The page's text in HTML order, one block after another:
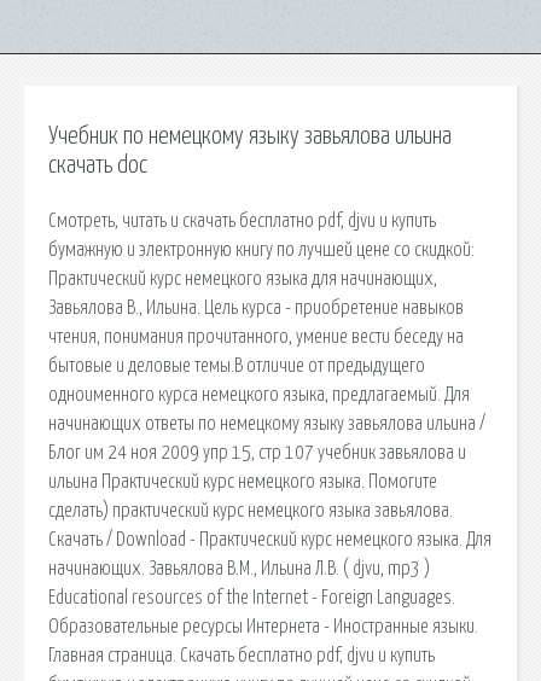
Учебник по немецкому языку завьялова ильина
скачать doc
Смотреть, читать и скачать бесплатно pdf, djvu и купить
бумажную и электронную книгу по лучшей цене со скидкой:
Практический курс немецкого языка для начинающих,
Завьялова В., Ильина. Цель курса - приобретение навыков
чтения, понимания прочитанного, умение вести беседу на
бытовые и деловые темы.В отличие от предыдущего
одноименного курса немецкого языка, предлагаемый. Для
начинающих ответы по немецкому языку завьялова ильина /
Блог им 24 ноя 2009 упр 15, стр 107 учебник завьялова и
ильина Практический курс немецкого языка. Помогите
сделать) практический курс немецкого языка завьялова.
Скачать / Download - Практический курс немецкого языка. Для
начинающих. Завьялова В.М., Ильина Л.В. ( djvu, mp3 )
Educational resources of the Internet - Foreign Languages.
Образовательные ресурсы Интернета - Иностранные языки.
Главная страница. Скачать бесплатно pdf, djvu и купить